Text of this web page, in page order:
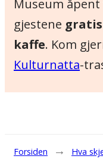
Museum åpent
gjestene
kaffe. Kom
Kulturnatta-
Forsiden → Hva